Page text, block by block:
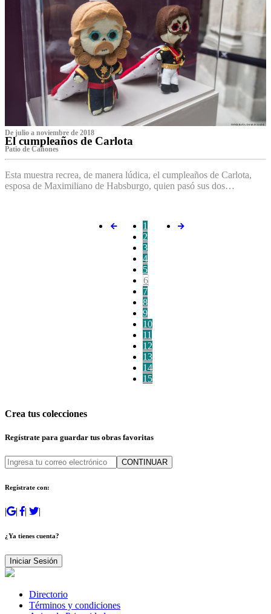
De julio a noviembre de 2018
El cumpleaños de Carlota
Patio de Cañones
Esta muestra recrea, de manera lúdica, el cumpleaños de Carlota,
esposa de Maximiliano de Habsburgo, quien pasó sus dos…
1
2
3
4
5
6
7
8
9
10
11
12
13
14
15
Crea tus colecciones
Regístrate para guardar tus obras favoritas
CONTINUAR
Regístrate con:
| | | |
¿Ya tienes cuenta?
Iniciar Sesión
Directorio
Términos y condiciones